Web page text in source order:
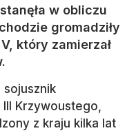
w obliczu
gromadziły
który zamierzał
sojusznik
Krzywoustego,
z kraju kilka lat